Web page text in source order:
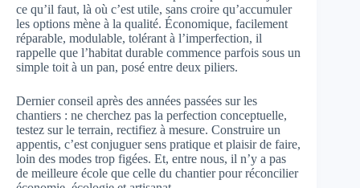
ce qu’il faut, là où c’est utile, sans croire qu’accumuler
les options mène à la qualité. Économique, facilement
réparable, modulable, tolérant à l’imperfection, il
rappelle que l’habitat durable commence parfois sous un
simple toit à un pan, posé entre deux piliers.
Dernier conseil après des années passées sur les
chantiers : ne cherchez pas la perfection conceptuelle,
testez sur le terrain, rectifiez à mesure. Construire un
appentis, c’est conjuguer sens pratique et plaisir de faire,
loin des modes trop figées. Et, entre nous, il n’y a pas
de meilleure école que celle du chantier pour réconcilier